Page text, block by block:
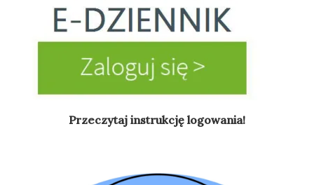
Przeczytaj instrukcję logowania!